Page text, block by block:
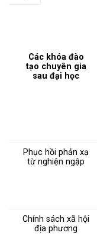
Các khóa đào
tạo chuyên gia
sau đại học
Phục hồi phản xạ
từ nghiện ngập
Chính sách xã hội
địa phương